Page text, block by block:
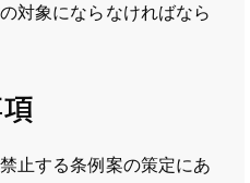
対象にならなければなら
止する条例案の策定にあ